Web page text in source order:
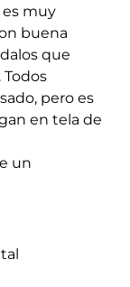
muy
buena
que
pero es
en tela de
un